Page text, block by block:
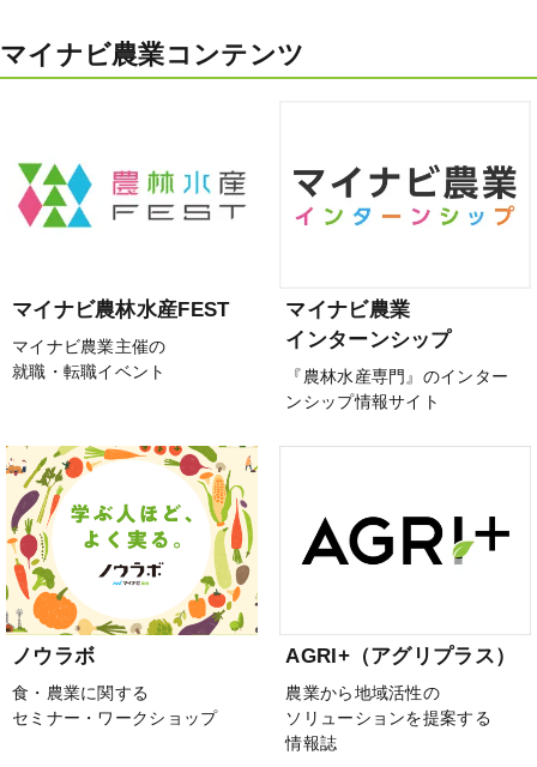
マイナビ農業コンテンツ
マイナビ農林水産FEST
マイナビ農業主催の
就職・転職イベント
マイナビ農業
インターンシップ
『農林水産専門』のインター
ンシップ情報サイト
ノウラボ
食・農業に関する
セミナー・ワークショップ
AGRI+（アグリプラス）
農業から地域活性の
ソリューションを提案する
情報誌